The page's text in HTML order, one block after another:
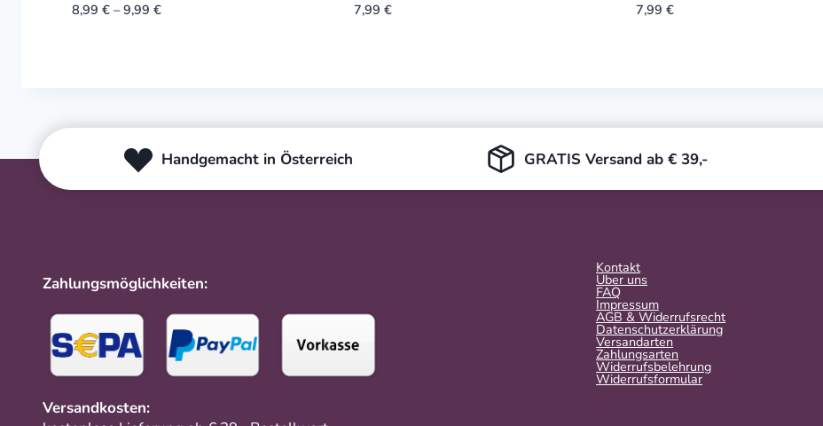
8,99 €–9,99 € 7,99 € 7,99 €
Handgemacht in Österreich GRATIS Versand ab € 39,-
Zahlungsmöglichkeiten:
Versandkosten:
Kontakt
Über uns
FAQ
Impressum
AGB & Widerrufsrecht
Datenschutzerklärung
Versandarten
Zahlungsarten
Widerrufsbelehrung
Widerrufs­formular